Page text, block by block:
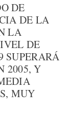
DE
DE LA
LA
DE
SUPERARÁ
2005, Y
MUY